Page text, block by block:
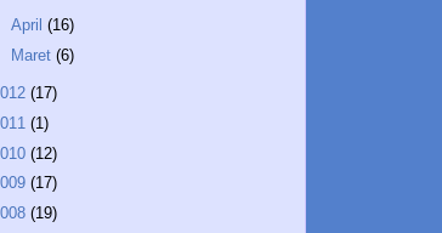
April (16)
Maret (6)
(17)
(1)
(12)
(17)
(19)